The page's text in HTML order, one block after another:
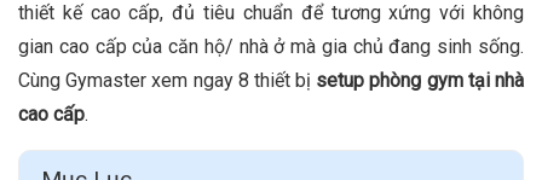
thiết kế cao cấp, đủ tiêu chuẩn để tương xứng với không
gian cao cấp của căn hộ/ nhà ở mà gia chủ đang sinh sống.
Cùng Gymaster xem ngay 8 thiết bị setup phòng gym tại nhà
cao cấp.